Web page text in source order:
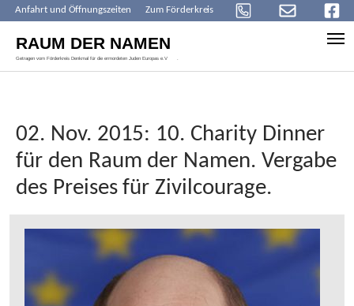
Anfahrt und Öffnungszeiten Zum Förderkreis
02. Nov. 2015: 10. Charity Dinner
für den Raum der Namen. Vergabe
des Preises für Zivilcourage.